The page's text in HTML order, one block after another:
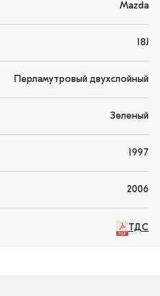
Mazda
18J
Перламутровый двухслойный
Зеленый
1997
2006
ТДС